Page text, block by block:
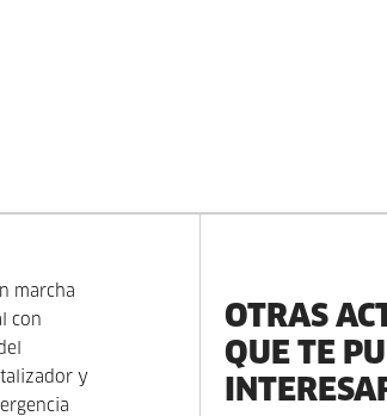
marcha
con
y
OTRAS
QUE TE